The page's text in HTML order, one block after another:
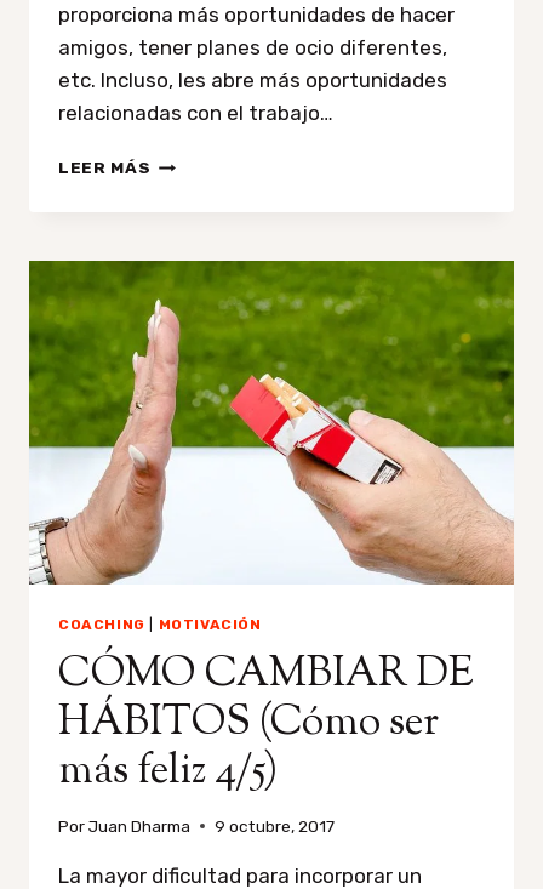
proporciona más oportunidades de hacer
amigos, tener planes de ocio diferentes,
etc. Incluso, les abre más oportunidades
relacionadas con el trabajo…
LEER MÁS CÓMO
O
CARISMA:
5
TRUCOS
PSICOLÓGICOS
COACHING MOTIVACIÓN
CÓMO CAMBIAR DE
HÁBITOS (Cómo ser
más feliz 4/5)
PorJuan Dharma 9 octubre, 2017
La mayor dificultad para incorporar un